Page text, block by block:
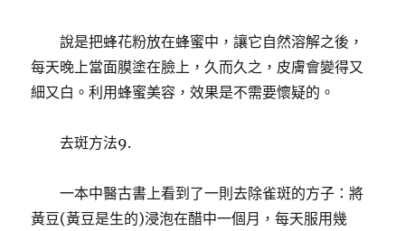
說是把蜂花粉放在蜂蜜中，讓它自然溶解之後，
每天晚上當面膜塗在臉上，久而久之，皮膚會變得又
細又白。利用蜂蜜美容，效果是不需要懷疑的。
去斑方法9.
一本中醫古書上看到了一則去除雀斑的方子：將
黃豆(黃豆是生的)浸泡在醋中一個月，每天服用幾